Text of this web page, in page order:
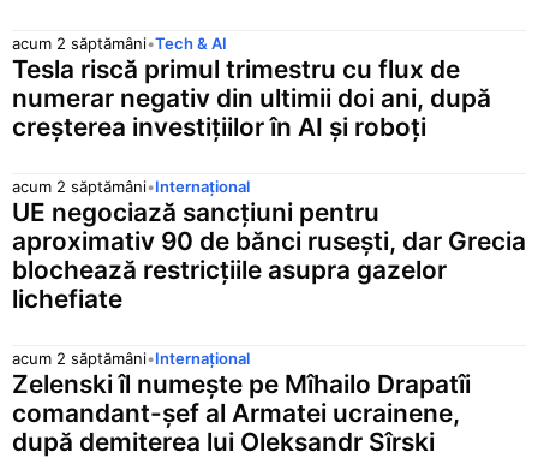
acum 2 săptămâni•Tech & AI
Tesla riscă primul trimestru cu flux de
numerar negativ din ultimii doi ani, după
creșterea investițiilor în AI și roboți
acum 2 săptămâni•Internațional
UE negociază sancțiuni pentru
aproximativ 90 de bănci rusești, dar Grecia
blochează restricțiile asupra gazelor
lichefiate
acum 2 săptămâni•Internațional
Zelenski îl numește pe Mîhailo Drapatîi
comandant-șef al Armatei ucrainene,
după demiterea lui Oleksandr Sîrski